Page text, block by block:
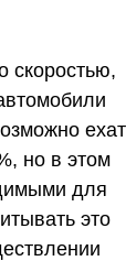
скоростью,
но в этом
для
это